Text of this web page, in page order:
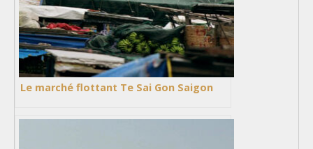
Le marché flottant Te Sai Gon Saigon